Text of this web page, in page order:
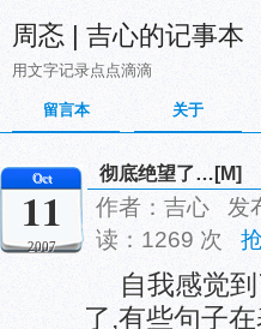
周忞 | 吉心的记事本
用文字记录点点滴滴
留言本 关于
Oct
11
2007
彻底绝望了…[M]
作者：吉心 发
读：1269 次
自我感觉
了,有些句子